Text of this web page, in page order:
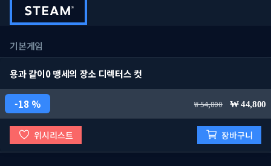
기본게임
용과 같이0 맹세의 장소 디렉터스 컷
18 % 54,800 44,800
위시리스트 장바구니